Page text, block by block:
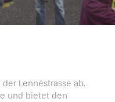
Lennéstrasse ab.
und bietet den